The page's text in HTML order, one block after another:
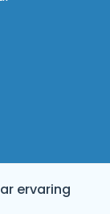
ervaring